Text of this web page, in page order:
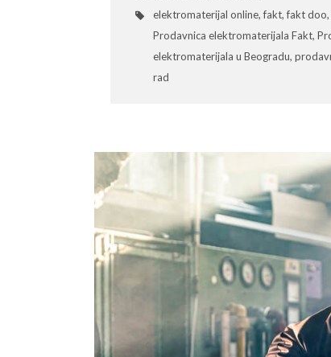
elektromaterijal online,fakt,fakt doo
Prodavnica elektromaterijala Fakt,
elektromaterijala u Beogradu,
rad